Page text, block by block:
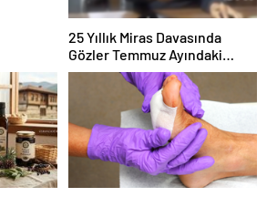
25 Yıllık Miras Davasında
Gözler Temmuz Ayındaki
Karar Duruşmasına Çevrildi